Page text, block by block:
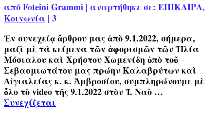
απόFoteini Grammi | αναρτήθηκε σε: ΕΠΙΚΑΙΡΑ,
Κοινωνία | 3
Ἐν συνεχείᾳ ἄρθρου μας ἀπὸ 9.1.2022, σήμερα,
μαζὶ μὲ τὰ κείμενα τῶν ἀφορισμῶν τῶν Ἠλία
Μόσιαλου καὶ Χρήστου Χωμενίδη ὑπὸ τοῦ
Σεβασμιωτάτου μας πρώην Καλαβρύτων καὶ
Αἰγιαλείας κ. κ. Ἀμβροσίου, συμπληρώνουμε μὲ
ὅλο τὸ video τῆς 9.1.2022 στὸν Ἱ. Ναὸ …
Συνεχίζεται